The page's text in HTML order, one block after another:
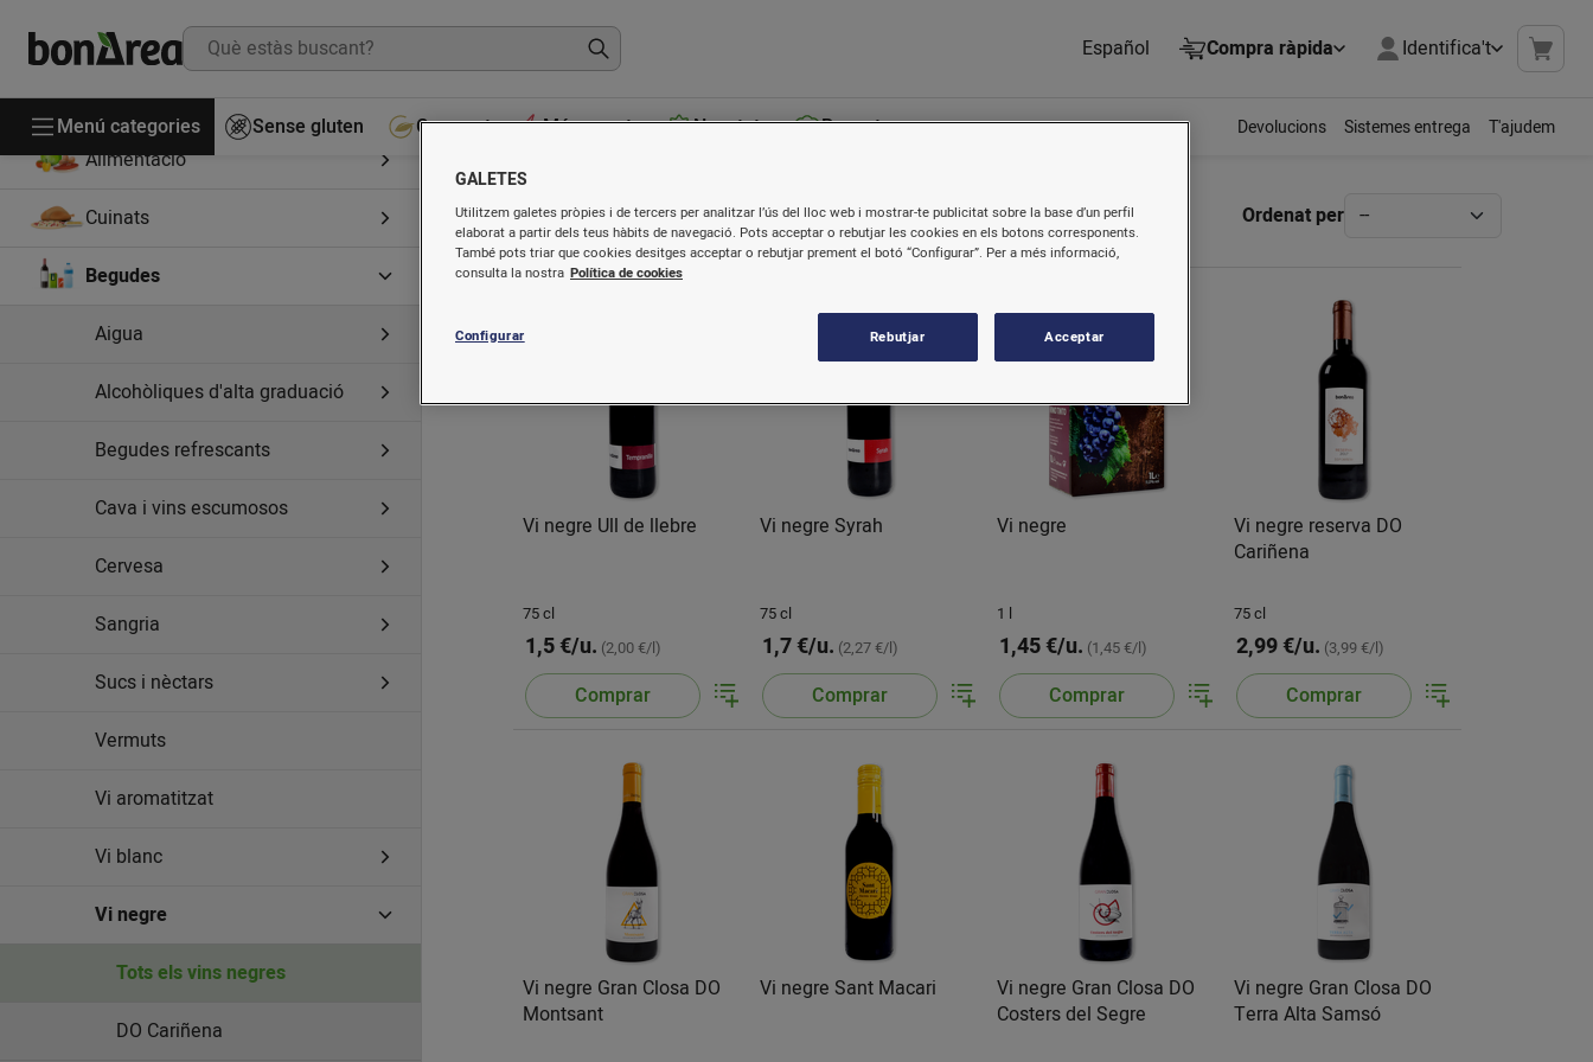
Español Compra ràpida Identifica't
Menú categories Sense gluten Gourmet Més venuts Novetats Receptes Devolucions Sistemes entrega T'ajudem
Alimentació
Cuinats
Begudes
Aigua
Alcohòliques d'alta graduació
Begudes refrescants
Cava i vins escumosos
Cervesa
Sangria
Sucs i nèctars
Vermuts
Vi aromatitzat
Vi blanc
Vi negre
Tots els vins negres
DO Cariñena
Tots els vins negres Ordenat per
Vi negre Ull de llebre
75 cl
1,5 €/u. (2,00 €/l)
Comprar
Vi negre Syrah
75 cl
1,7 €/u. (2,27 €/l)
Comprar
Vi negre
1 l
1,45 €/u. (1,45 €/l)
Comprar
Vi negre reserva DO
Cariñena
75 cl
2,99 €/u. (3,99 €/l)
Comprar
Vi negre Gran Closa DO
Montsant
Vi negre Sant Macari
Vi negre Gran Closa DO
Costers del Segre
Vi negre Gran Closa DO
Terra Alta Samsó
GALETES
Utilitzem galetes pròpies i de tercers per analitzar l’ús del lloc web i mostrar-te publicitat sobre la base d’un perfil
elaborat a partir dels teus hàbits de navegació. Pots acceptar o rebutjar les cookies en els botons corresponents.
També pots triar que cookies desitges acceptar o rebutjar prement el botó “Configurar”. Per a més informació,
consulta la nostra Política de cookies
Configurar Rebutjar Acceptar